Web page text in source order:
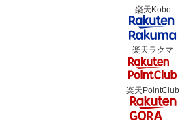
楽天Kobo
楽天ラクマ
楽天PointClub